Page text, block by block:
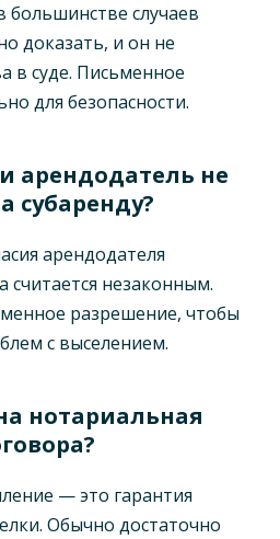
случаев
доказать, и он не
в суде. Письменное
для безопасности.
арендодатель не
субаренду?
арендодателя
незаконным.
разрешение, чтобы
с выселением.
нотариальная
— это гарантия
Обычно достаточно